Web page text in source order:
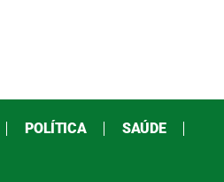
POLÍTICA SAÚDE